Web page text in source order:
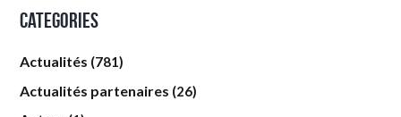
Categories
Actualités (781)
Actualités partenaires (26)